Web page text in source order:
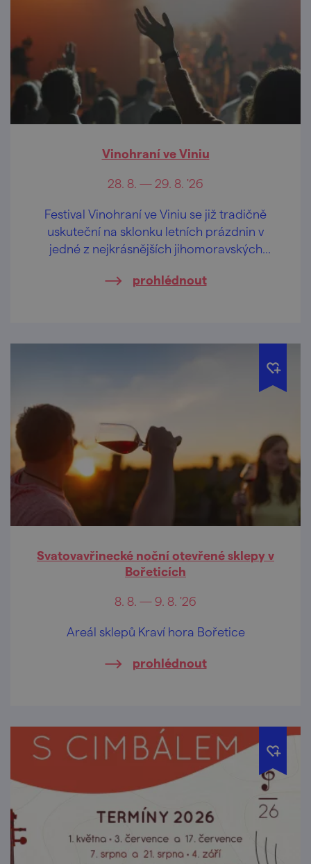
Vinohraní ve Viniu
28. 8. — 29. 8. '26
Festival Vinohraní ve Viniu se již tradičně
uskuteční na sklonku letních prázdnin v
jedné z nejkrásnějších jihomoravských
prohlédnout
Svatovavřinecké noční otevřené sklepy v
Bořeticích
8. 8. — 9. 8. '26
Areál sklepů Kraví hora Bořetice
prohlédnout